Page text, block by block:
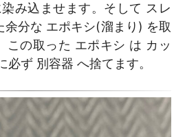
み込ませます。そして スレ
余分な エポキシ(溜まり) を取
この取った エポキシ は カッ
必ず 別容器 へ捨てます。